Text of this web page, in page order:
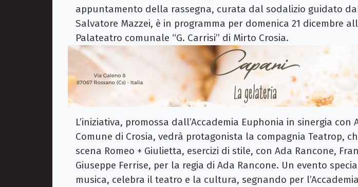
appuntamento della rassegna, curata dal sodalizio guidato
Salvatore Mazzei, è in programma per domenica 21 dicembre
Palateatro comunale “G. Carrisi” di Mirto Crosia.
L’iniziativa, promossa dall’Accademia Euphonia in sinergia con
Comune di Crosia, vedrà protagonista la compagnia Teatrop,
scena Romeo + Giulietta, esercizi di stile, con Ada Rancone,
Giuseppe Ferrise, per la regia di Ada Rancone. Un evento
musica, celebra il teatro e la cultura, segnando per